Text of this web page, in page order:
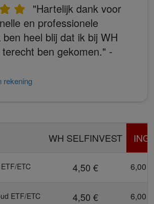
"Hartelijk dank voor
en professionele
heel blij dat ik bij WH
ben gekomen." -
rekening
WH SELFINVEST ING
ETC 4,50 € 6,00 €
ETF/ETC 4,50 € 6,00 €